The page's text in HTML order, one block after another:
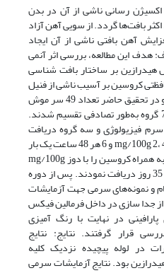
رسانی ناشی از آن در بدن
بافت‌ها گردد. از سویی آهن آزاد
آهن بافتی ناشی از آن ایجاد
این مطالعه، بررسی اثر آنمی
بر ساختار بافت شناسی
کروسین بر آسیب ناشی از فنیل
هیدرازین بود. روش‌کار: از این رو در تحقیق حاضر تعداد 49 سر موش
سوری نر بالغ 20 تا 25 گرمی در 7 گروه به‌طور تصادفی تقسیم شدند.
فیزیولوژی و سه گروه دریافت
کننده فنیل هیدرازین با دوزهای mg/100g 2، 4 و 6 هر 48 ساعت یک بار
و سه گروه دیگر فنیل هیدرازین به همراه کروسین را با دوز mg/100g
20 هر 24 ساعت یک بار به مدت 35 روز دریافت نمودند. پس از دوره
و نمونه‌های سرمی جهت آزمایشات
جدا سازی در داخل فرمالین فیکس
در نهایت با رنگ آمیزی‌
قرار گرفتند. نتایج: نتایج
در لوله پیچیده نزدیک کلیه
بود. نتایج آزمایشات سرمی